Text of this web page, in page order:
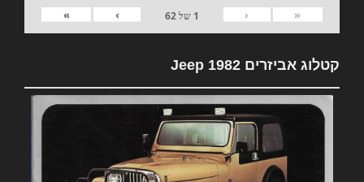
«
‹
1 של62
›
»
קטלוג אביזרים 1982 Jeep